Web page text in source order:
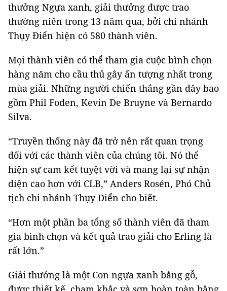
thưởng Ngựa xanh, giải thưởng được trao
thường niên trong 13 năm qua, bởi chi nhánh
Thụy Điển hiện có 580 thành viên.
Mọi thành viên có thể tham gia cuộc bình chọn
hàng năm cho cầu thủ gây ấn tượng nhất trong
mùa giải. Những người chiến thắng gần đây bao
gồm Phil Foden, Kevin De Bruyne và Bernardo
Silva.
“Truyền thống này đã trở nên rất quan trọng
đối với các thành viên của chúng tôi. Nó thể
hiện sự cam kết tuyệt vời và mang lại sự nhận
diện cao hơn với CLB,” Anders Rosén, Phó Chủ
tịch chi nhánh Thụy Điển cho biết.
“Hơn một phần ba tổng số thành viên đã tham
gia bình chọn và kết quả trao giải cho Erling là
rất lớn.”
Giải thưởng là một Con ngựa xanh bằng gỗ,